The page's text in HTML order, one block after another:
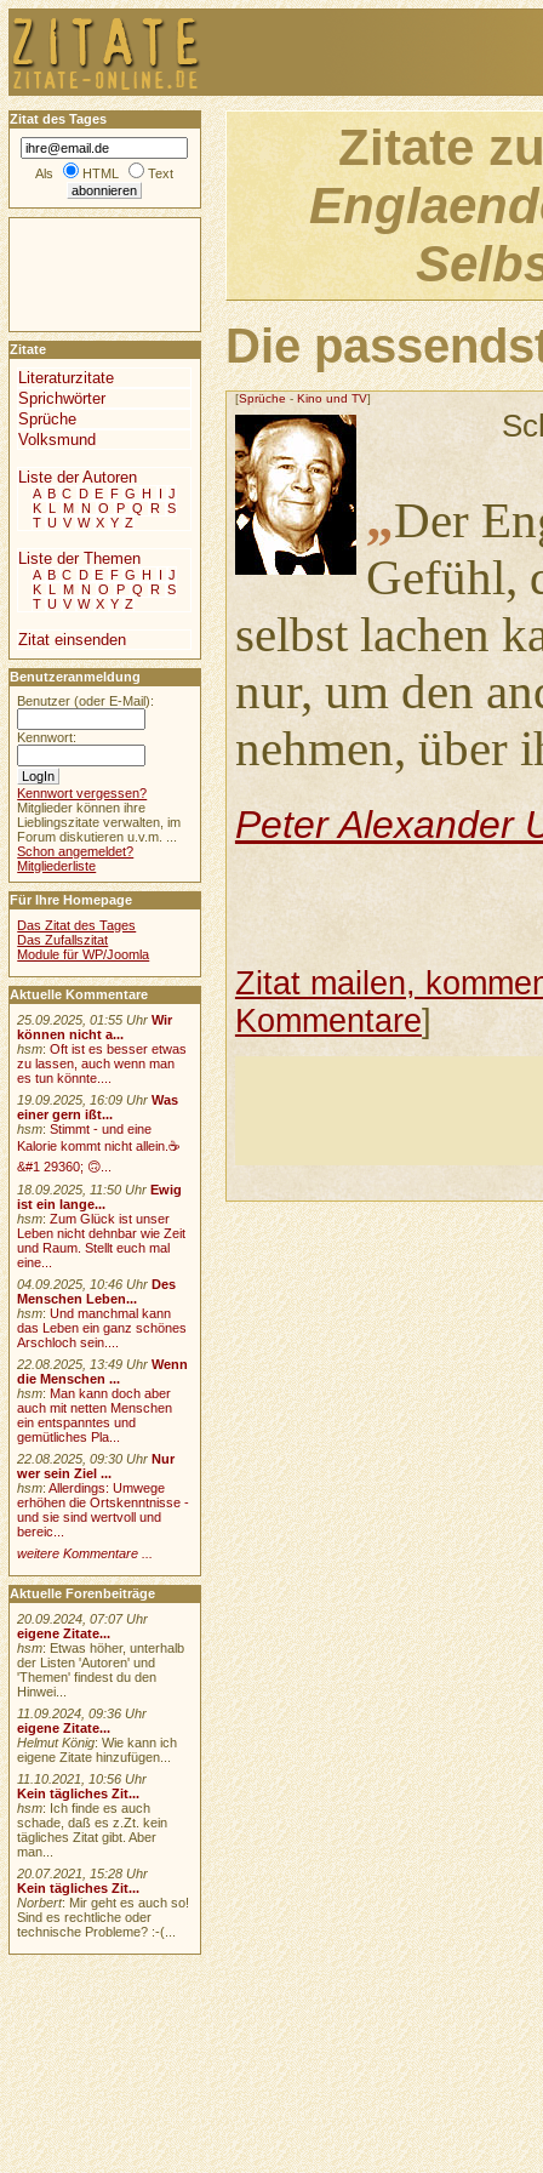
Zitate
Die
[Sprüche - Kino und TV]
„Der
Gefühl,
selbst lachen
nur, um den
nehmen, über
Peter Alexander
Zitat mailen,
Kommentare]
Zitat des Tages
Als HTML Text
Zitate
Literaturzitate
Sprichwörter
Sprüche
Volksmund
Liste der Autoren
A B C D E F G H I J
K L M N O P Q R S
T U V W X Y Z
Liste der Themen
A B C D E F G H I J
K L M N O P Q R S
T U V W X Y Z
Zitat einsenden
Benutzeranmeldung
Benutzer (oder E-Mail):
Kennwort:
Kennwort vergessen?
Mitglieder können ihre
Lieblingszitate verwalten, im
Forum diskutieren u.v.m. ...
Schon angemeldet?
Mitgliederliste
Für Ihre Homepage
Das Zitat des Tages
Das Zufallszitat
Module für WP/Joomla
Aktuelle Kommentare
25.09.2025, 01:55 Uhr Wir
können nicht a...
hsm:Oft ist es besser etwas
zu lassen, auch wenn man
es tun könnte....
19.09.2025, 16:09 Uhr Was
einer gern ißt...
hsm:Stimmt - und eine
Kalorie kommt nicht allein.☕
&#1 29360; 🙃...
18.09.2025, 11:50 Uhr Ewig
ist ein lange...
hsm:Zum Glück ist unser
Leben nicht dehnbar wie Zeit
und Raum. Stellt euch mal
eine...
04.09.2025, 10:46 Uhr Des
Menschen Leben...
hsm:Und manchmal kann
das Leben ein ganz schönes
Arschloch sein....
22.08.2025, 13:49 Uhr Wenn
die Menschen ...
hsm:Man kann doch aber
auch mit netten Menschen
ein entspanntes und
gemütliches Pla...
22.08.2025, 09:30 Uhr Nur
wer sein Ziel ...
hsm:Allerdings: Umwege
erhöhen die Ortskenntnisse -
und sie sind wertvoll und
bereic...
weitere Kommentare ...
Aktuelle Forenbeiträge
20.09.2024, 07:07 Uhr
eigene Zitate...
hsm: Etwas höher, unterhalb
der Listen 'Autoren' und
'Themen' findest du den
Hinwei...
11.09.2024, 09:36 Uhr
eigene Zitate...
Helmut König: Wie kann ich
eigene Zitate hinzufügen...
11.10.2021, 10:56 Uhr
Kein tägliches Zit...
hsm: Ich finde es auch
schade, daß es z.Zt. kein
tägliches Zitat gibt. Aber
man...
20.07.2021, 15:28 Uhr
Kein tägliches Zit...
Norbert: Mir geht es auch so!
Sind es rechtliche oder
technische Probleme? :-(...